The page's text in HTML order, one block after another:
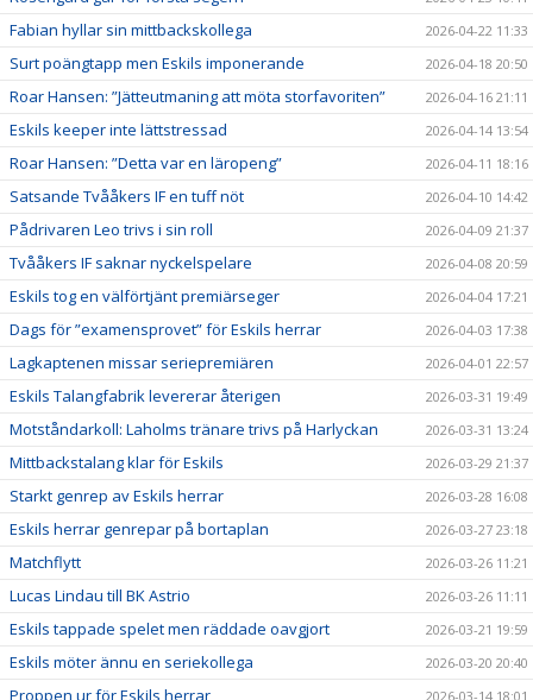
Fabian hyllar sin mittbackskollega 2026-04-22 11:33
Surt poängtapp men Eskils imponerande 2026-04-18 20:50
Roar Hansen: ”Jätteutmaning att möta storfavoriten” 2026-04-16 21:11
Eskils keeper inte lättstressad 2026-04-14 13:54
Roar Hansen: ”Detta var en läropeng” 2026-04-11 18:16
Satsande Tvååkers IF en tuff nöt 2026-04-10 14:42
Pådrivaren Leo trivs i sin roll 2026-04-09 21:37
Tvååkers IF saknar nyckelspelare 2026-04-08 20:59
Eskils tog en välförtjänt premiärseger 2026-04-04 17:21
Dags för ”examensprovet” för Eskils herrar 2026-04-03 17:38
Lagkaptenen missar seriepremiären 2026-04-01 22:57
Eskils Talangfabrik levererar återigen 2026-03-31 19:49
Motståndarkoll: Laholms tränare trivs på Harlyckan 2026-03-31 13:24
Mittbackstalang klar för Eskils 2026-03-29 21:37
Starkt genrep av Eskils herrar 2026-03-28 16:08
Eskils herrar genrepar på bortaplan 2026-03-27 23:18
Matchflytt 2026-03-26 11:21
Lucas Lindau till BK Astrio 2026-03-26 11:11
Eskils tappade spelet men räddade oavgjort 2026-03-21 19:59
Eskils möter ännu en seriekollega 2026-03-20 20:40
Proppen ur för Eskils herrar 2026-03-14 18:01